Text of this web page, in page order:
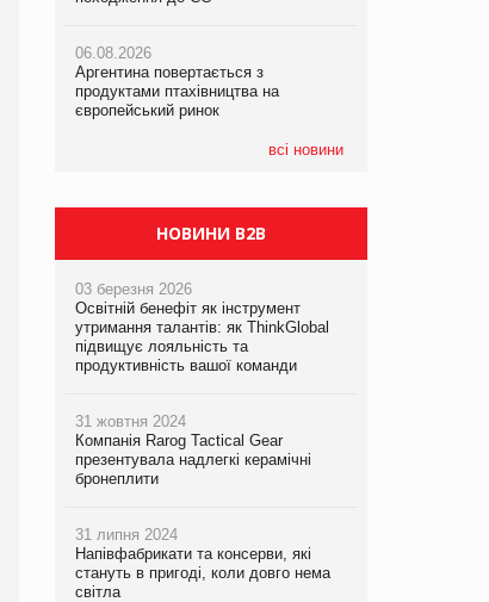
06.08.2026
Аргентина повертається з
продуктами птахівництва на
європейський ринок
всі новини
05.08.2026
Смачне поповнення дитячого меню:
у VARUS з’явилися новинки від ТМ
ТОКЕРИ
хлібобулочні вироби на
PrivateLabel&FMCG Master 2026
06.08.2026
Аргентина повертається з
продуктами птахівництва на
європейський ринок
НОВИНИ B2B
03 березня 2026
Освітній бенефіт як інструмент
утримання талантів: як ThinkGlobal
підвищує лояльність та
продуктивність вашої команди
31 жовтня 2024
Компанія Rarog Tactical Gear
презентувала надлегкі керамічні
бронеплити
31 липня 2024
Напівфабрикати та консерви, які
стануть в пригоді, коли довго нема
світла